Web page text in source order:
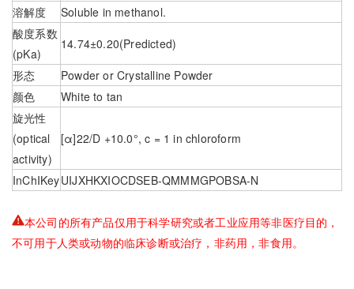
溶解度
Soluble in methanol.
酸度系数
(pKa)
14.74±0.20(Predicted)
形态
Powder or Crystalline Powder
颜色
White to tan
旋光性
(optical
activity)
[α]22/D +10.0°, c = 1 in chloroform
InChIKeyUIJXHKXIOCDSEB-QMMMGPOBSA-N
本公司的所有产品仅用于科学研究或者工业应用等非医疗目的，
不可用于人类或动物的临床诊断或治疗，非药用，非食用。